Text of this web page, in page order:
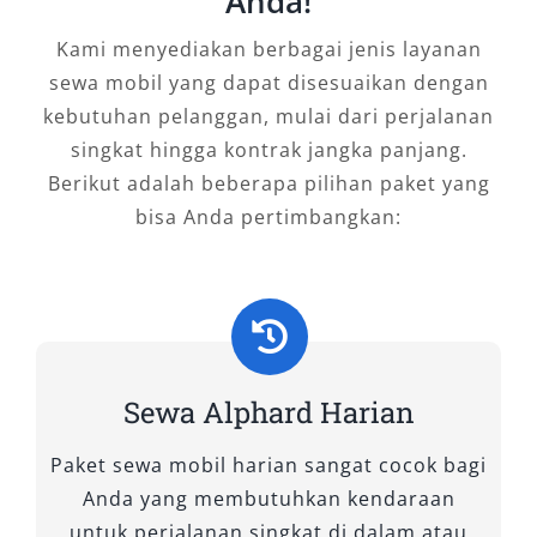
mobil. Apalagi jika Anda memanfaatkan promo
bulanan atau paket khusus untuk antar jemput
Bandara dan sewa jangka panjang.
Dengan berbagai keunggulan dari segi
kenyamanan, kemewahan, kepraktisan, hingga
fleksibilitas, tidak heran jika sewa Alphard
pribadi. Kombinasi fitur canggih, performa
stabil, dan layanan rental profesional
membuat Alphard unggul di kelasnya. Jika Anda
menginginkan transportasi yang nyaman,
rental mobil Alphard Manokwari dari
penyedia terpercaya adalah pilihan terbaik.
Kami menyediakan berbagai jenis layanan
sewa mobil yang dapat disesuaikan dengan
kebutuhan pelanggan, mulai dari perjalanan
singkat hingga kontrak jangka panjang.
Berikut adalah beberapa pilihan paket yang
bisa Anda pertimbangkan:
Sewa Alphard Harian
Paket sewa mobil harian sangat cocok bagi
Anda yang membutuhkan kendaraan